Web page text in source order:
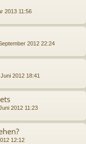
2013 11:56
2012 22:24
2012 18:41
2012 11:23
12:12